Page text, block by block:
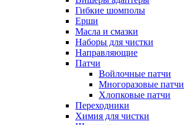
Гибкие шомполы
Ерши
Масла и смазки
Наборы для чистки
Направляющие
Патчи
Войлочные патчи
Многоразовые патчи
Хлопковые патчи
Переходники
Химия для чистки